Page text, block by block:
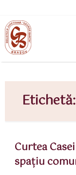
Etichetă:
Curtea
spaţiu